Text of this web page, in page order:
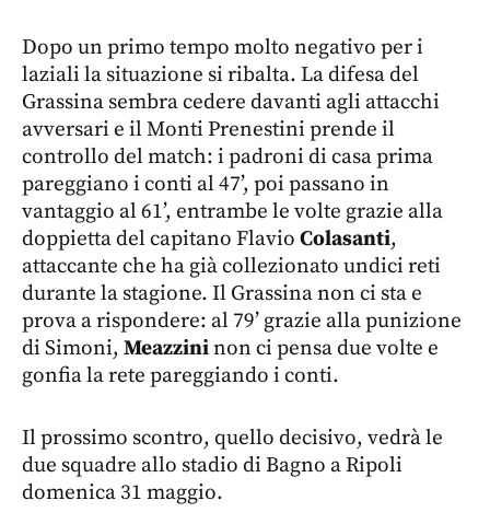
Dopo un primo tempo molto negativo per i
laziali la situazione si ribalta. La difesa del
Grassina sembra cedere davanti agli attacchi
avversari e il Monti Prenestini prende il
controllo del match: i padroni di casa prima
pareggiano i conti al 47’, poi passano in
vantaggio al 61’, entrambe le volte grazie alla
doppietta del capitano Flavio Colasanti,
attaccante che ha già collezionato undici reti
durante la stagione. Il Grassina non ci sta e
prova a rispondere: al 79’ grazie alla punizione
di Simoni, Meazzininon ci pensa due volte e
gonfia la rete pareggiando i conti.
Il prossimo scontro, quello decisivo, vedrà le
due squadre allo stadio di Bagno a Ripoli
domenica 31 maggio.